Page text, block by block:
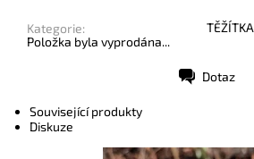
Kategorie:
TĚŽÍTKA
Položka byla vyprodána...
Dotaz
Související produkty
Diskuze